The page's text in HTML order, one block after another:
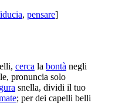
, pensare]
cerca la bontà negli
pronuncia solo
snella, dividi il tuo
; per dei capelli belli